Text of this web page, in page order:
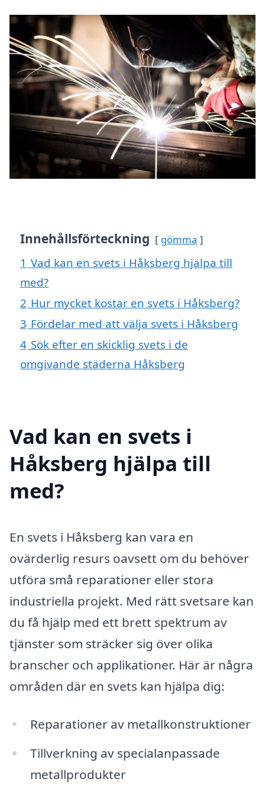
Innehållsförteckning gömma
1 Vad kan en svets i Håksberg hjälpa till
med?
2 Hur mycket kostar en svets i Håksberg?
3 Fördelar med att välja svets i Håksberg
4 Sök efter en skicklig svets i de
omgivande städerna Håksberg
Vad kan en svets i
Håksberg hjälpa till
med?
En svets i Håksberg kan vara en
ovärderlig resurs oavsett om du behöver
utföra små reparationer eller stora
industriella projekt. Med rätt svetsare kan
du få hjälp med ett brett spektrum av
tjänster som sträcker sig över olika
branscher och applikationer. Här är några
områden där en svets kan hjälpa dig:
Reparationer av metallkonstruktioner
Tillverkning av specialanpassade
metallprodukter